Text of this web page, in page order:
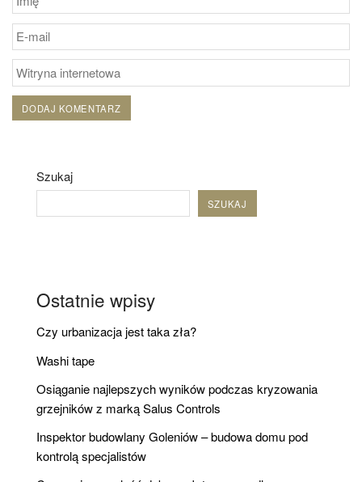
Szukaj
SZUKAJ
Ostatnie wpisy
Czy urbanizacja jest taka zła?
Washi tape
Osiąganie najlepszych wyników podczas kryzowania
grzejników z marką Salus Controls
Inspektor budowlany Goleniów – budowa domu pod
kontrolą specjalistów